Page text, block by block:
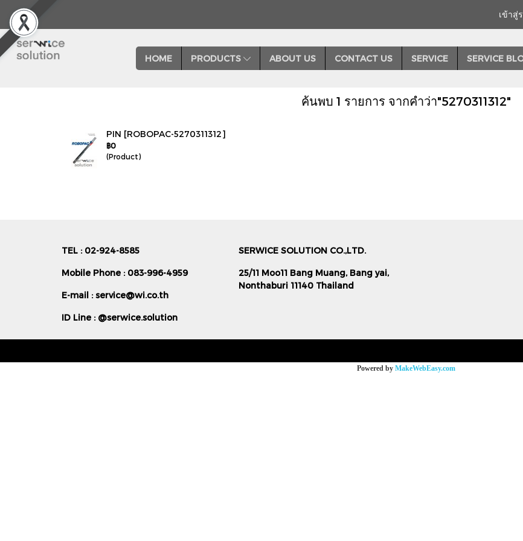
เข้าสู่
HOME PRODUCTS ABOUT US CONTACT US SERVICE SERVICE
ค้นพบ 1 รายการ จากคำว่า"5270311312"
PIN [ROBOPAC-5270311312]
฿0
(Product)
TEL : 02-924-8585
Mobile Phone : 083-996-4959
E-mail :service@wi.co.th
ID Line : @serwice.solution
SERWICE SOLUTION CO.,LTD.
25/11 Moo11 Bang Muang, Bang yai,
Nonthaburi 11140 Thailand
Powered by MakeWebEasy.com